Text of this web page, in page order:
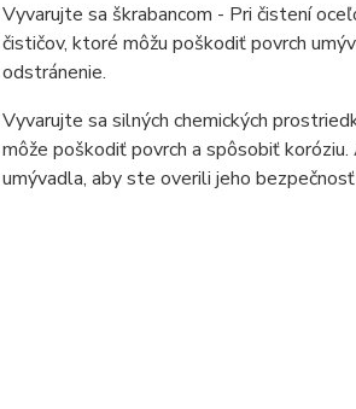
Vyvarujte sa škrabancom - Pri čistení
čističov, ktoré môžu poškodiť povrch
odstránenie.
Vyvarujte sa silných chemických
môže poškodiť povrch a spôsobiť
umývadla, aby ste overili jeho bezpečnosť